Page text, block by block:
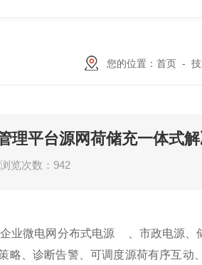
您的位置： 首页 -
理平台源网荷储充一体式
浏览次数：942
业微电网 分布式电源
、市政电源
略、诊断告警、可调度源荷有序互